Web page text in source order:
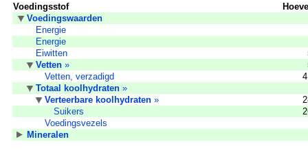
Voedingsstof
Voedingswaarden
Energie
Energie
Eiwitten
Vetten »
Vetten, verzadigd
Totaal koolhydraten »
Verteerbare koolhydraten »
Suikers
Voedingsvezels
Mineralen